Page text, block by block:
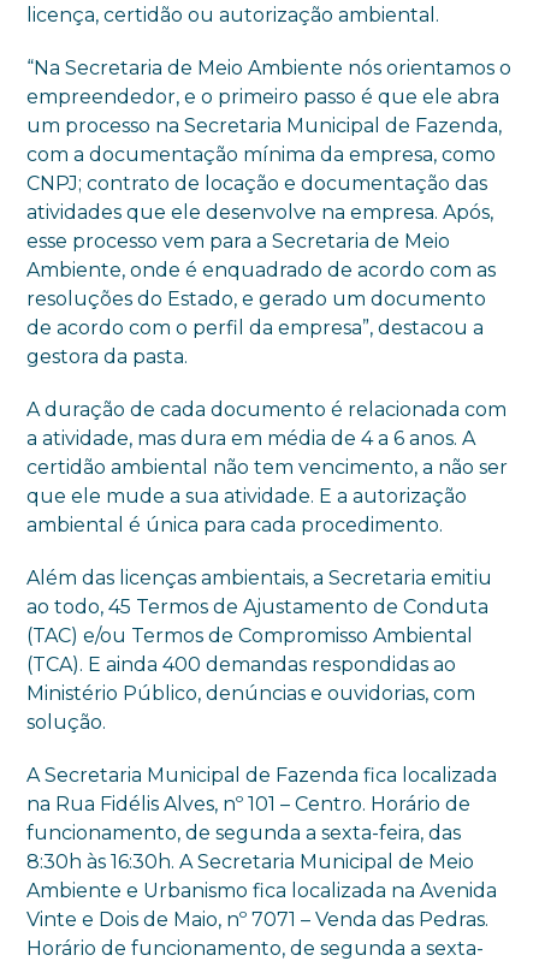
licença, certidão ou autorização ambiental.
“Na Secretaria de Meio Ambiente nós orientamos o
empreendedor, e o primeiro passo é que ele abra
um processo na Secretaria Municipal de Fazenda,
com a documentação mínima da empresa, como
CNPJ; contrato de locação e documentação das
atividades que ele desenvolve na empresa. Após,
esse processo vem para a Secretaria de Meio
Ambiente, onde é enquadrado de acordo com as
resoluções do Estado, e gerado um documento
de acordo com o perfil da empresa”, destacou a
gestora da pasta.
A duração de cada documento é relacionada com
a atividade, mas dura em média de 4 a 6 anos. A
certidão ambiental não tem vencimento, a não ser
que ele mude a sua atividade. E a autorização
ambiental é única para cada procedimento.
Além das licenças ambientais, a Secretaria emitiu
ao todo, 45 Termos de Ajustamento de Conduta
(TAC) e/ou Termos de Compromisso Ambiental
(TCA). E ainda 400 demandas respondidas ao
Ministério Público, denúncias e ouvidorias, com
solução.
A Secretaria Municipal de Fazenda fica localizada
na Rua Fidélis Alves, nº 101 – Centro. Horário de
funcionamento, de segunda a sexta-feira, das
8:30h às 16:30h. A Secretaria Municipal de Meio
Ambiente e Urbanismo fica localizada na Avenida
Vinte e Dois de Maio, nº 7071 – Venda das Pedras.
Horário de funcionamento, de segunda a sexta-